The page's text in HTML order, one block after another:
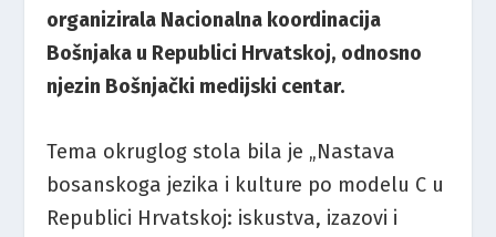
organizirala Nacionalna koordinacija
Bošnjaka u Republici Hrvatskoj, odnosno
njezin Bošnjački medijski centar.
Tema okruglog stola bila je „Nastava
bosanskoga jezika i kulture po modelu C u
Republici Hrvatskoj: iskustva, izazovi i